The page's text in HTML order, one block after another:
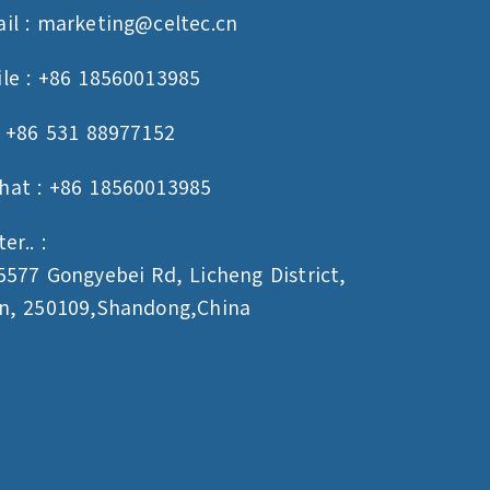
: marketing@celtec.cn
: +86 18560013985
531 88977152
: +86 18560013985
:
Gongyebei Rd, Licheng District,
250109,Shandong,China